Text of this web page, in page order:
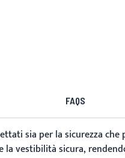
FAQS
sia per la sicurezza
vestibilità sicura,